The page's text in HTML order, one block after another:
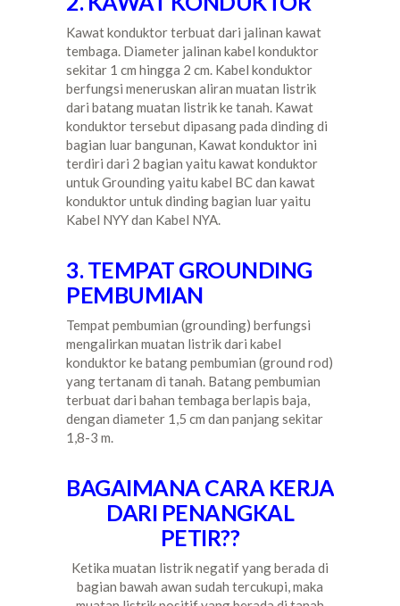
Kawat konduktor terbuat dari jalinan kawat
tembaga. Diameter jalinan kabel konduktor
sekitar 1 cm hingga 2 cm. Kabel konduktor
berfungsi meneruskan aliran muatan listrik
dari batang muatan listrik ke tanah. Kawat
konduktor tersebut dipasang pada dinding di
bagian luar bangunan, Kawat konduktor ini
terdiri dari 2 bagian yaitu kawat konduktor
untuk Grounding yaitu kabel BC dan kawat
konduktor untuk dinding bagian luar yaitu
Kabel NYY dan Kabel NYA.
3. TEMPAT GROUNDING
PEMBUMIAN
Tempat pembumian (grounding) berfungsi
mengalirkan muatan listrik dari kabel
konduktor ke batang pembumian (ground rod)
yang tertanam di tanah. Batang pembumian
terbuat dari bahan tembaga berlapis baja,
dengan diameter 1,5 cm dan panjang sekitar
1,8-3 m.
BAGAIMANA CARA KERJA
DARI PENANGKAL
PETIR??
Ketika muatan listrik negatif yang berada di
bagian bawah awan sudah tercukupi, maka